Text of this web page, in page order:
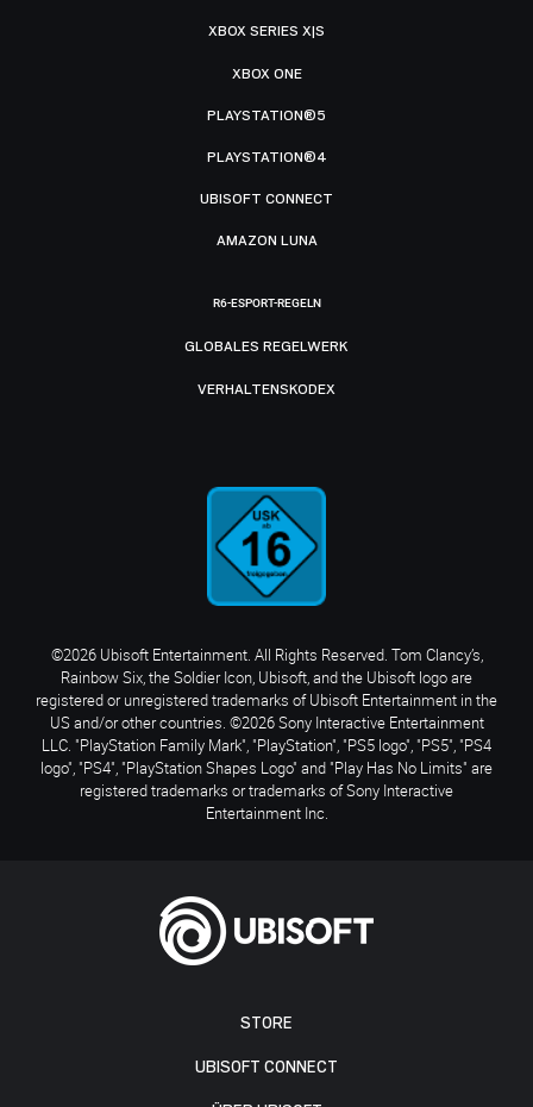
STORE
UBISOFT CONNECT
XBOX SERIES X|S
XBOX ONE
PLAYSTATION®5
PLAYSTATION®4
UBISOFT CONNECT
AMAZON LUNA
R6-ESPORT-REGELN
GLOBALES REGELWERK
VERHALTENSKODEX
©2026 Ubisoft Entertainment. All Rights Reserved. Tom Clancy’s,
Rainbow Six, the Soldier Icon, Ubisoft, and the Ubisoft logo are
registered or unregistered trademarks of Ubisoft Entertainment in the
US and/or other countries. ©2026 Sony Interactive Entertainment
LLC. "PlayStation Family Mark", "PlayStation", "PS5 logo", "PS5", "PS4
logo", "PS4", "PlayStation Shapes Logo" and "Play Has No Limits" are
registered trademarks or trademarks of Sony Interactive
Entertainment Inc.